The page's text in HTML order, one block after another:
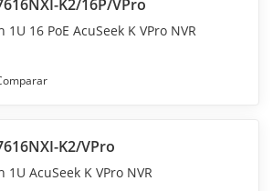
K2/16P/VPro
1U 16 PoE AcuSeek K VPro NVR
K2/VPro
1U AcuSeek K VPro NVR